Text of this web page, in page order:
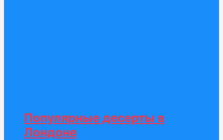
Популярные десерты в
Лондоне